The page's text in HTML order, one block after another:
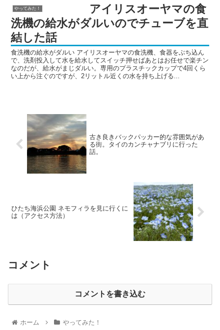
やってみた！
アイリスオーヤマの食
洗機の給水がダルいのでチューブを直
結した話
食洗機の給水がダルい アイリスオーヤマの食洗機、食器をぶち込ん
で、洗剤投入して水を給水してスイッチ押せばあとはお任せで楽チン
なのだが、給水がまじダルい。専用のプラスチックカップで4回くら
い上から注ぐのですが、2リットル近くの水を持ち上げる...
古き良きバックパッカー的な雰囲気があ
る街。タイのカンチャナブリに行った
話。
ひたち海浜公園 ネモフィラを見に行くに
は（アクセス方法）
コメント
コメントを書き込む
ホーム やってみた！